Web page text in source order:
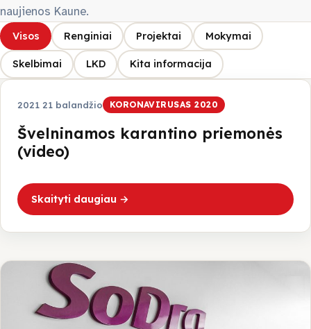
Naujienos
Galerija
Ataskaitos
VšĮ Kauno kurčiųjų centras
Kaunas
naujienos Kaune.
Visos Renginiai Projektai Mokymai
Skelbimai LKD Kita informacija
2021 21 balandžio KORONAVIRUSAS 2020
Švelninamos karantino priemonės
(video)
Skaityti daugiau →